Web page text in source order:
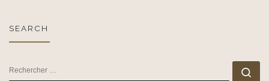
SEARCH
RECHERCHER